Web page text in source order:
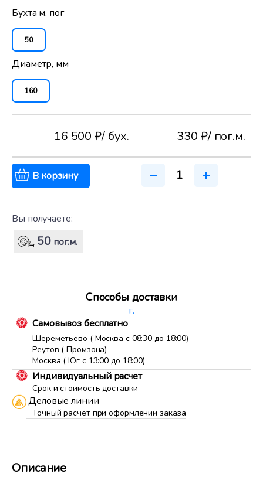
Бухта м. пог
50
Диаметр, мм
160
16 500 ₽/ бух. 330 ₽/ пог.м.
В корзину
Вы получаете:
50пог.м.
Способы доставки
г.
Самовывоз бесплатно
Шереметьево ( Москва с 08:30 до 18:00)
Реутов ( Промзона)
Москва ( Юг с 13:00 до 18:00)
Индивидуальный расчет
Срок и стоимость доставки
Деловые линии
Точный расчет при оформлении заказа
Описание